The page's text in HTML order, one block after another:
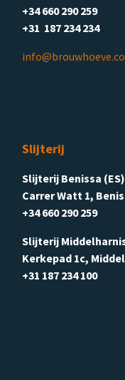
+34 660 290 259
+31 187 234 234
Slijterij
Slijterij Benissa (ES)
Carrer Watt 1,
+34 660 290 259
Slijterij
Kerkepad 1c,
+31 187 234 100